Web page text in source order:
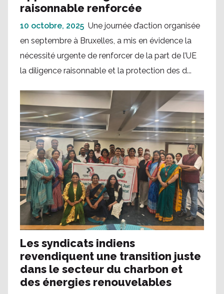
raisonnable renforcée
10 octobre, 2025 Une journée d’action organisée
en septembre à Bruxelles, a mis en évidence la
nécessité urgente de renforcer de la part de l’UE
la diligence raisonnable et la protection des d...
Les syndicats indiens
revendiquent une transition juste
dans le secteur du charbon et
des énergies renouvelables